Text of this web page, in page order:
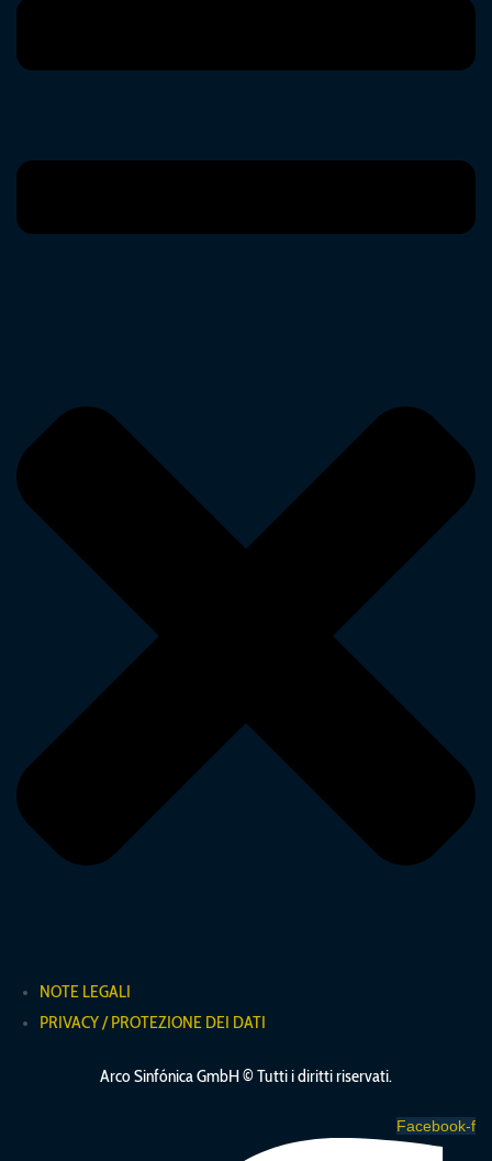
NOTE LEGALI
PRIVACY / PROTEZIONE DEI DATI
Arco Sinfónica GmbH © Tutti i diritti riservati.
Facebook-f